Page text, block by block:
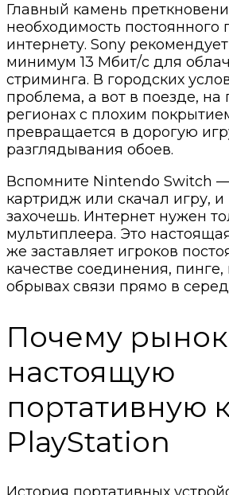
Главный камень
необходимость
интернету. Sony
минимум 13 Мбит/с для
стриминга. В городских
проблема, а вот в поезде,
регионах с плохим
превращается в дорогую
разглядывания обоев.
Вспомните Nintendo Switch
картридж или скачал игру,
захочешь. Интернет нужен
мультиплеера. Это
же заставляет игроков
качестве соединения,
обрывах связи прямо в
Почему
настоящую
портативную
PlayStation